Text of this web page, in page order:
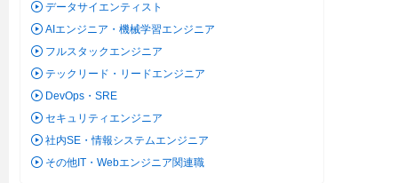
データサイエンティスト
AIエンジニア・機械学習エンジニア
フルスタックエンジニア
テックリード・リードエンジニア
DevOps・SRE
セキュリティエンジニア
社内SE・情報システムエンジニア
その他IT・Webエンジニア関連職